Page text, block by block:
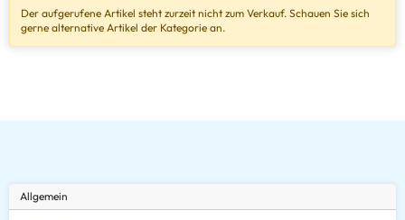
Der aufgerufene Artikel steht zurzeit nicht zum Verkauf. Schauen Sie sich
gerne alternative Artikel der Kategorie an.
Allgemein